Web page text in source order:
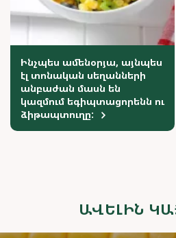
Ինչպես ամենօրյա, այնպես
էլ տոնական սեղանների
անբաժան մասն են
կազմում եգիպտացորենն ու
ձիթապտուղը:
ԱՎԵԼԻՆ